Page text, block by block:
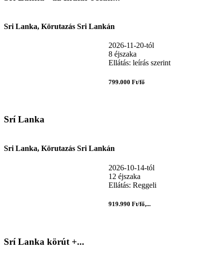
Sri Lanka, Körutazás Sri Lankán
2026-11-20-tól
8 éjszaka
Ellátás: leírás szerint
799.000 Ft/fő
Srí Lanka
Sri Lanka, Körutazás Sri Lankán
2026-10-14-tól
12 éjszaka
Ellátás: Reggeli
919.990 Ft/fő,...
Srí Lanka körút +...